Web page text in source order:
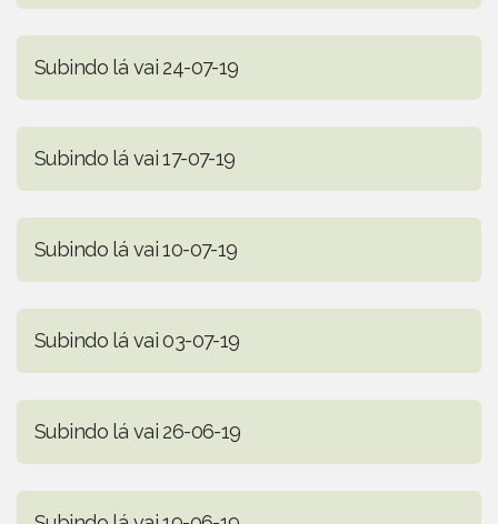
Subindo lá vai 24-07-19
Subindo lá vai 17-07-19
Subindo lá vai 10-07-19
Subindo lá vai 03-07-19
Subindo lá vai 26-06-19